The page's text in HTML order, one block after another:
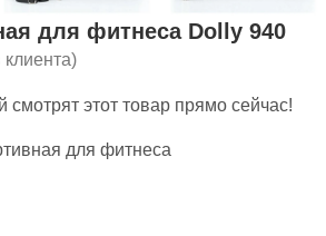
для фитнеса Dolly 940
клиента)
смотрят этот товар прямо сейчас!
для фитнеса